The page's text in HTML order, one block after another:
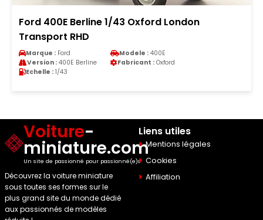
Ford 400E Berline 1/43 Oxford London
Transport RHD
Marque : Ford Modele : 400E
Version : 400E Berline Fabricant : Oxford
Echelle : 1/43
Voiture-
miniature.com
Un site de passionné pour passionné(e)s
Découvrez la voiture miniature
sous toutes ses formes sur le
plus grand site du monde dédié
aux passionnés de modèles
Liens utiles
Mentions légales
Cookies
Affiliation